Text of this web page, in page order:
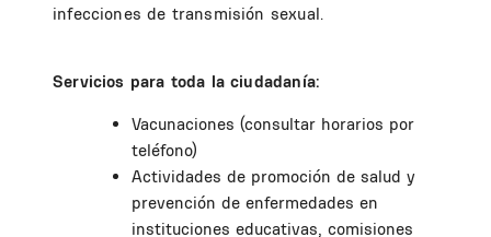
infecciones de transmisión sexual.
Servicios para toda la ciudadanía:
Vacunaciones (consultar horarios por
teléfono)
Actividades de promoción de salud y
prevención de enfermedades en
instituciones educativas, comisiones